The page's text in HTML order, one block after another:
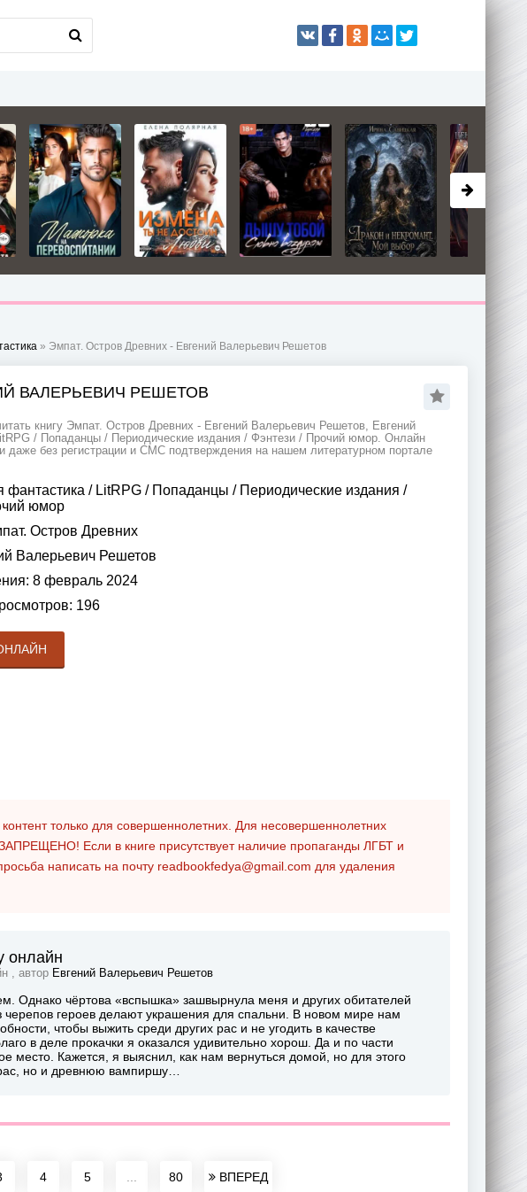
» Эмпат. Остров Древних - Евгений Валерьевич Решетов
ВАЛЕРЬЕВИЧ РЕШЕТОВ
книгу Эмпат. Остров Древних - Евгений Валерьевич Решетов, Евгений
/ Попаданцы / Периодические издания / Фэнтези / Прочий юмор. Онлайн
даже без регистрации и СМС подтверждения на нашем литературном портале
фантастика / LitRPG / Попаданцы / Периодические издания /
юмор
Остров Древних
Валерьевич Решетов
8 февраль 2024
196
только для совершеннолетних. Для несовершеннолетних
Если в книге присутствует наличие пропаганды ЛГБТ и
написать на почту readbookfedya@gmail.com для удаления
онлайн
, автор Евгений Валерьевич Решетов
Однако чёртова «вспышка» зашвырнула меня и других обитателей
черепов героев делают украшения для спальни. В новом мире нам
чтобы выжить среди других рас и не угодить в качестве
в деле прокачки я оказался удивительно хорош. Да и по части
место. Кажется, я выяснил, как нам вернуться домой, но для этого
рас, но и древнюю вампиршу…
4 5 80 ВПЕРЕД